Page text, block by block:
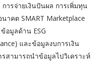
ารจ่ายเงินปันผล การเพิ่มทุน
าคต SMART Marketplace
อมูลด้าน ESG
และข้อมูลงบการเงิน
สามารถนำข้อมูลไปวิเคราะห์